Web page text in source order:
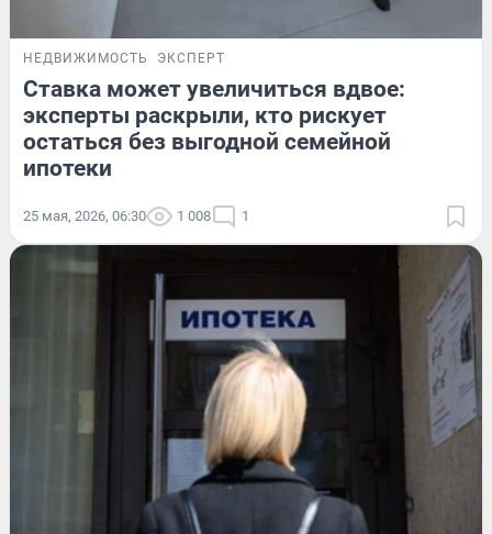
НЕДВИЖИМОСТЬ ЭКСПЕРТ
Ставка может увеличиться вдвое:
эксперты раскрыли, кто рискует
остаться без выгодной семейной
ипотеки
25 мая, 2026, 06:30 1 008 1